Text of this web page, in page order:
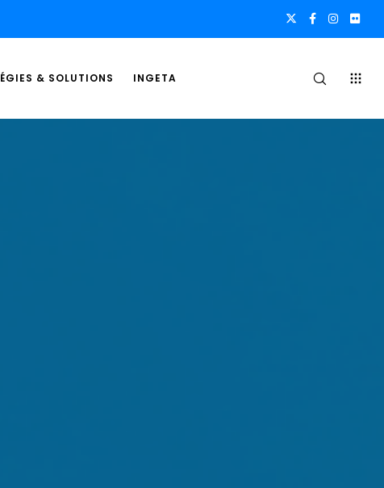
& SOLUTIONS INGETA